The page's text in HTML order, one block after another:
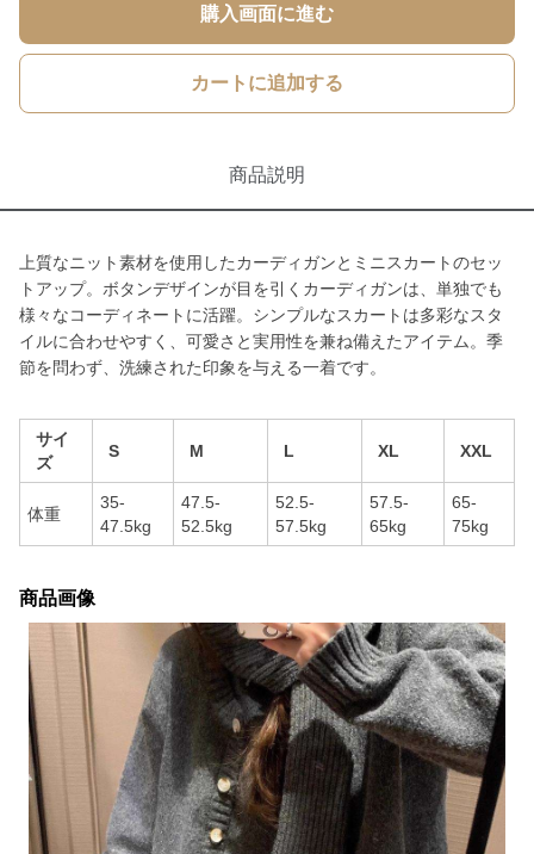
購入画面に進む
カートに追加する
商品説明
上質なニット素材を使用したカーディガンとミニスカートのセッ
トアップ。ボタンデザインが目を引くカーディガンは、単独でも
様々なコーディネートに活躍。シンプルなスカートは多彩なスタ
イルに合わせやすく、可愛さと実用性を兼ね備えたアイテム。季
節を問わず、洗練された印象を与える一着です。
サイ
ズ
S M L XL XXL
体重
35-
47.5kg
47.5-
52.5kg
52.5-
57.5kg
57.5-
65kg
65-
75kg
商品画像